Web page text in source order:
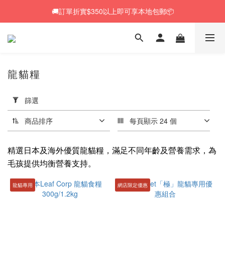
🚚訂單折實$350以上即可享本地包郵📦
🚚訂單折實$350以上即可享本地包郵📦
🆕 Rabbit RuRu 新貨到港！人氣黑麥草系列同步補貨🌿
用
篩
選
(0/20)
價格
(HK$)
龍貓糧
篩選
商品排序 每頁顯示 24 個
精選日本及海外優質龍貓糧，滿足不同年齡及營養需求，為
毛孩提供均衡營養支持。
龍貓專用 網店限定優惠